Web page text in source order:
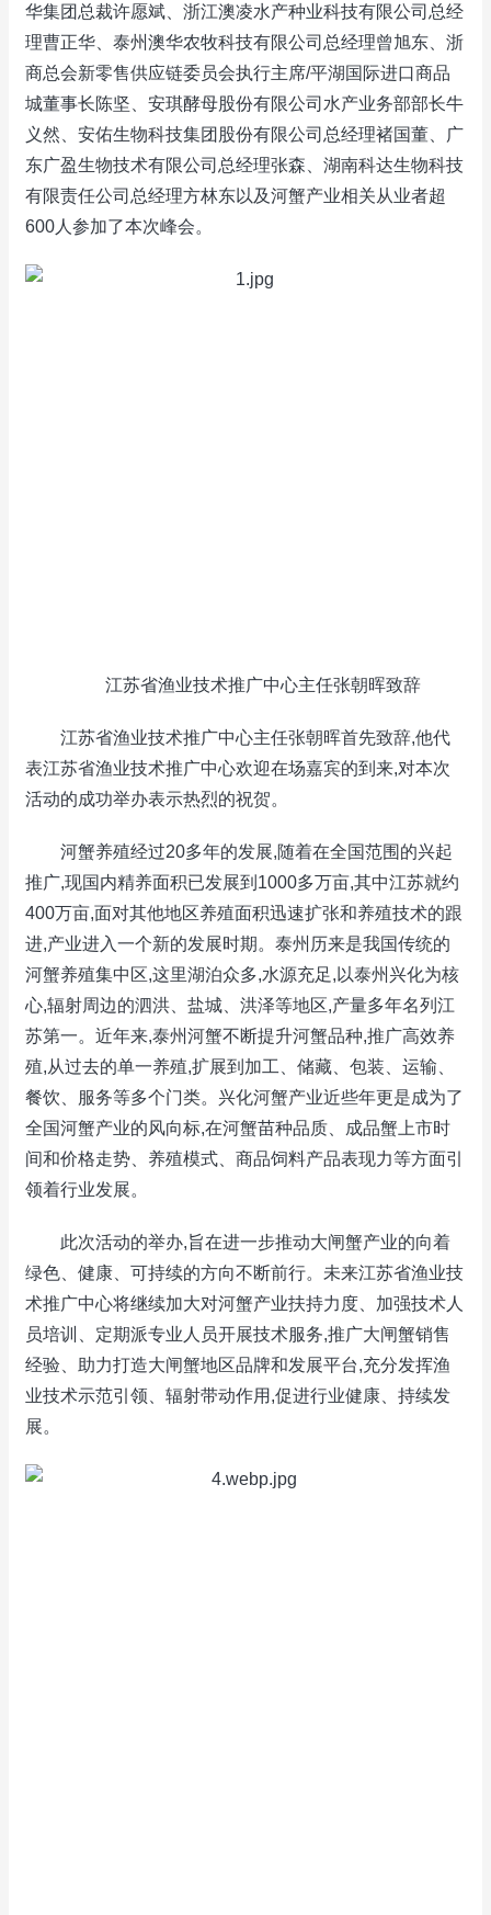
华集团总裁许愿斌、浙江澳凌水产种业科技有限公司总经
理曹正华、泰州澳华农牧科技有限公司总经理曾旭东、浙
商总会新零售供应链委员会执行主席/平湖国际进口商品
城董事长陈坚、安琪酵母股份有限公司水产业务部部长牛
义然、安佑生物科技集团股份有限公司总经理褚国董、广
东广盈生物技术有限公司总经理张森、湖南科达生物科技
有限责任公司总经理方林东以及河蟹产业相关从业者超
600人参加了本次峰会。
江苏省渔业技术推广中心主任张朝晖致辞
江苏省渔业技术推广中心主任张朝晖首先致辞,他代
表江苏省渔业技术推广中心欢迎在场嘉宾的到来,对本次
活动的成功举办表示热烈的祝贺。
河蟹养殖经过20多年的发展,随着在全国范围的兴起
推广,现国内精养面积已发展到1000多万亩,其中江苏就约
400万亩,面对其他地区养殖面积迅速扩张和养殖技术的跟
进,产业进入一个新的发展时期。泰州历来是我国传统的
河蟹养殖集中区,这里湖泊众多,水源充足,以泰州兴化为核
心,辐射周边的泗洪、盐城、洪泽等地区,产量多年名列江
苏第一。近年来,泰州河蟹不断提升河蟹品种,推广高效养
殖,从过去的单一养殖,扩展到加工、储藏、包装、运输、
餐饮、服务等多个门类。兴化河蟹产业近些年更是成为了
全国河蟹产业的风向标,在河蟹苗种品质、成品蟹上市时
间和价格走势、养殖模式、商品饲料产品表现力等方面引
领着行业发展。
此次活动的举办,旨在进一步推动大闸蟹产业的向着
绿色、健康、可持续的方向不断前行。未来江苏省渔业技
术推广中心将继续加大对河蟹产业扶持力度、加强技术人
员培训、定期派专业人员开展技术服务,推广大闸蟹销售
经验、助力打造大闸蟹地区品牌和发展平台,充分发挥渔
业技术示范引领、辐射带动作用,促进行业健康、持续发
展。